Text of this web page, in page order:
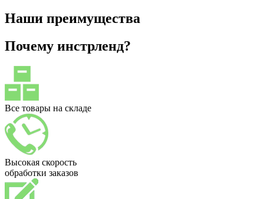
Наши преимущества
Почему инстрленд?
Все товары на складе
Высокая скорость
обработки заказов